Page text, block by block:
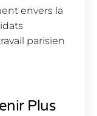
envers la
parisien
Plus